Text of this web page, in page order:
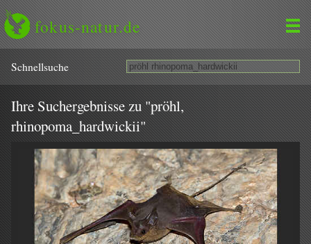
fokus-natur.de
Schnell­suche
Ihre Suchergebnisse zu "pröhl,
rhinopoma_hardwickii"